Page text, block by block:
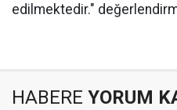
edilmektedir."
HABERE YORUM